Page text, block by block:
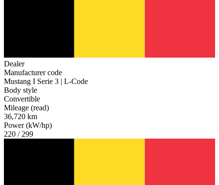
Dealer
Manufacturer code
Mustang I Serie 3 | L-Code
Body style
Convertible
Mileage (read)
36,720 km
Power (kW/hp)
220 / 299